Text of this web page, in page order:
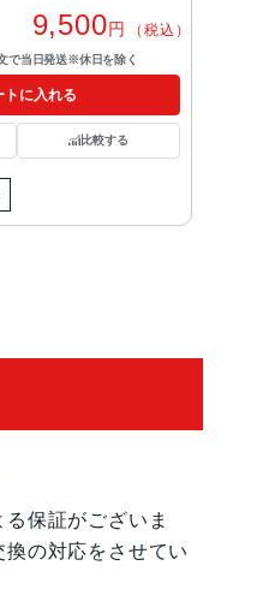
9,500円 （税込）
で当日発送※休日を除く
トに入れる
比較する
保証がございま
の対応をさせてい